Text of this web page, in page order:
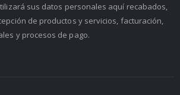
sus datos personales aquí recabados,
de productos y servicios, facturación,
y procesos de pago.